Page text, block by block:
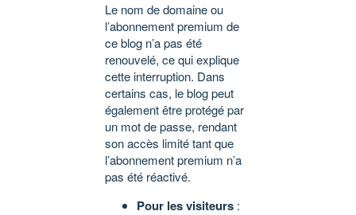
Le nom de domaine ou
l’abonnement premium de
ce blog n’a pas été
renouvelé, ce qui explique
cette interruption. Dans
certains cas, le blog peut
également être protégé par
un mot de passe, rendant
son accès limité tant que
l’abonnement premium n’a
pas été réactivé.
Pour les visiteurs :